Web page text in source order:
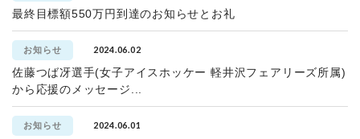
最終目標額550万円到達のお知らせとお礼
お知らせ 2024.06.02
佐藤つば冴選手(女子アイスホッケー 軽井沢フェアリーズ所属)
から応援のメッセージ...
お知らせ 2024.06.01